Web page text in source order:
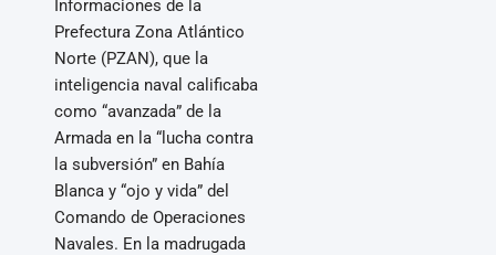
Informaciones de la
Prefectura Zona Atlántico
Norte (PZAN), que la
inteligencia naval calificaba
como “avanzada” de la
Armada en la “lucha contra
la subversión” en Bahía
Blanca y “ojo y vida” del
Comando de Operaciones
Navales. En la madrugada